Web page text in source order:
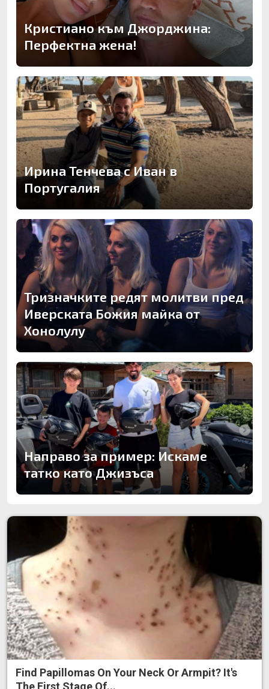
Кристиано към Джорджина:
Перфектна жена!
Ирина Тенчева с Иван в
Португалия
Тризначките редят молитви пред
Иверската Божия майка от
Хонолулу
Направо за пример: Искаме
татко като Джизъса
Find Papillomas On Your Neck Or Armpit? It's
The First Stage Of...